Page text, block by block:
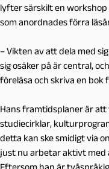
lyfter särskilt en
som anordnades förra
– Vikten av att dela med
sig osäker på är central,
föreläsa och skriva en bok
Hans framtidsplaner är
studiecirklar,
detta kan ske smidigt via
just nu arbetar aktivt med